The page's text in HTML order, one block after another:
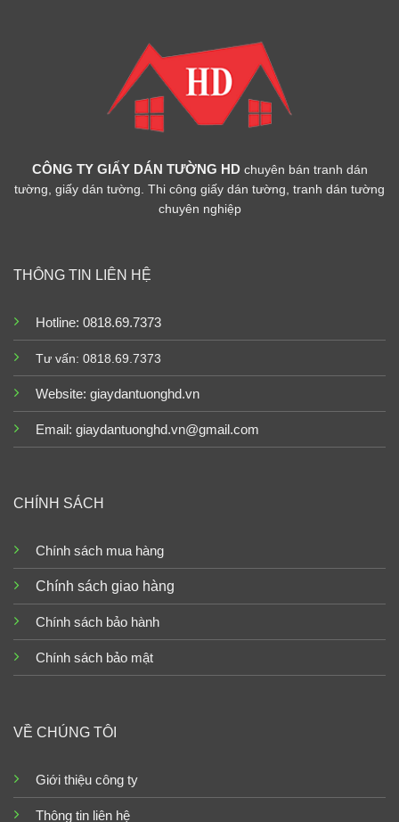
CÔNG TY GIẤY DÁN TƯỜNG HD chuyên bán tranh dán
tường, giấy dán tường. Thi công giấy dán tường, tranh dán tường
chuyên nghiệp
THÔNG TIN LIÊN HỆ
Hotline: 0818.69.7373
Tư vấn: 0818.69.7373
Website: giaydantuonghd.vn
Email: giaydantuonghd.vn@gmail.com
CHÍNH SÁCH
Chính sách mua hàng
Chính sách giao hàng
Chính sách bảo hành
Chính sách bảo mật
VỀ CHÚNG TÔI
Giới thiệu công ty
Thông tin liên hệ